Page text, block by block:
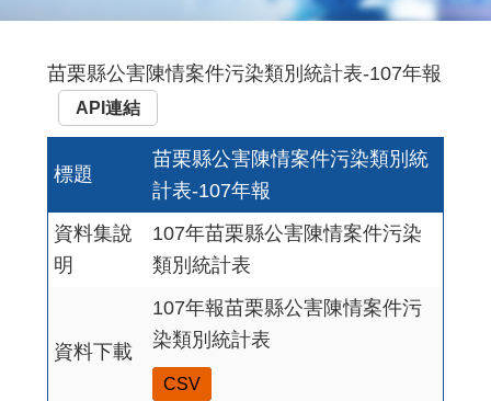
苗栗縣公害陳情案件污染類別統計表-107年報
API連結
標題
苗栗縣公害陳情案件污染類別統
計表-107年報
資料集說
明
107年苗栗縣公害陳情案件污染
類別統計表
資料下載
107年報苗栗縣公害陳情案件污
染類別統計表
CSV